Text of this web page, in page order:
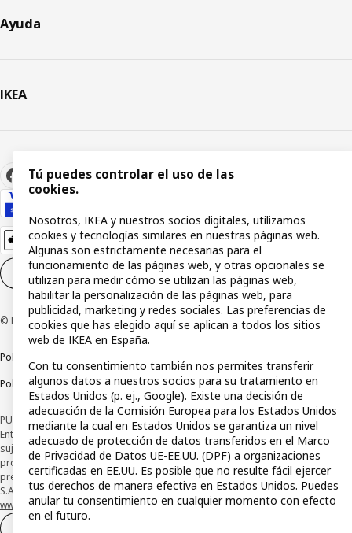
Ayuda
IKEA
Configuración de cookies ES
© Inter IKEA Systems B.V 1999-2026
Política de privacidad
Política de divulgación responsable
PUBLICIDAD: *Financiación a través de la tarjeta IKEA VISA emitida por la
Entidad de Pago híbrida CaixaBank Payments & Consumer, E.F.C., E.P., S.A.U., y
sujeta a su organización. La entidad ha escogido como sistema de
protección de los fondos recibidos de usuarios de servicios de pago que
presta su depósito en una cuenta bancaria separada abierta en CaixaBank,
S.A. Conoce más acerca de las formas de pago de tu tarjeta aquí:
www.caixabankpc.com/es/productos. ​
Tú puedes controlar el uso de las
cookies.
Nosotros, IKEA y nuestros socios digitales, utilizamos
cookies y tecnologías similares en nuestras páginas web.
Algunas son estrictamente necesarias para el
funcionamiento de las páginas web, y otras opcionales se
utilizan para medir cómo se utilizan las páginas web,
habilitar la personalización de las páginas web, para
publicidad, marketing y redes sociales. Las preferencias de
cookies que has elegido aquí se aplican a todos los sitios
web de IKEA en España.
Con tu consentimiento también nos permites transferir
algunos datos a nuestros socios para su tratamiento en
Estados Unidos (p. ej., Google). Existe una decisión de
adecuación de la Comisión Europea para los Estados Unidos
mediante la cual en Estados Unidos se garantiza un nivel
adecuado de protección de datos transferidos en el Marco
de Privacidad de Datos UE-EE.UU. (DPF) a organizaciones
certificadas en EE.UU. Es posible que no resulte fácil ejercer
tus derechos de manera efectiva en Estados Unidos. Puedes
anular tu consentimiento en cualquier momento con efecto
en el futuro.